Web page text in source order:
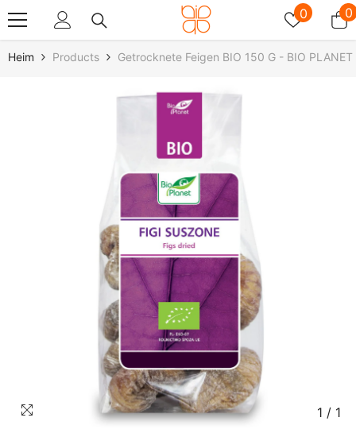
0 00
Heim Products Getrocknete Feigen BIO 150 G - BIO PLANET
1 / 1